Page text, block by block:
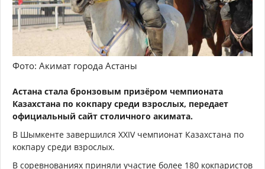
Фото: Акимат города Астаны
Астана стала бронзовым призёром чемпионата
Казахстана по кокпару среди взрослых, передает
официальный сайт столичного акимата.
В Шымкенте завершился XXIV чемпионат Казахстана по
кокпару среди взрослых.
В соревнованиях приняли участие более 180 кокпаристов